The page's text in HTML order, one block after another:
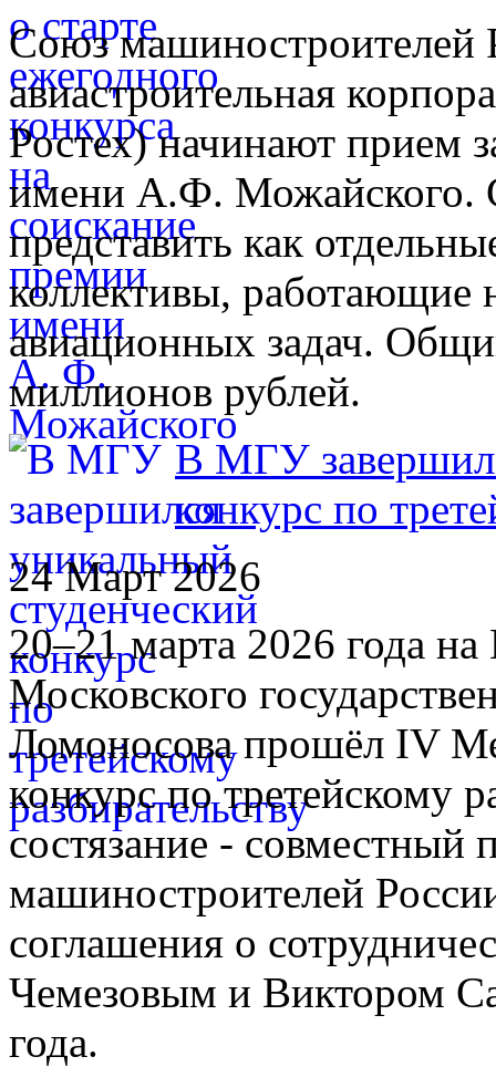
Союз машиностроителей
авиастроительная
Ростех) начинают прием
имени А.Ф. Можайского.
представить как
коллективы, работающие
авиационных задач.
миллионов рублей.
В МГУ
конкурс по
24 Март 2026
20–21 марта 2026 года
Московского
Ломоносова прошёл IV
конкурс по третейскому
состязание - совместный
машиностроителей
соглашения о
Чемезовым и Виктором
года.